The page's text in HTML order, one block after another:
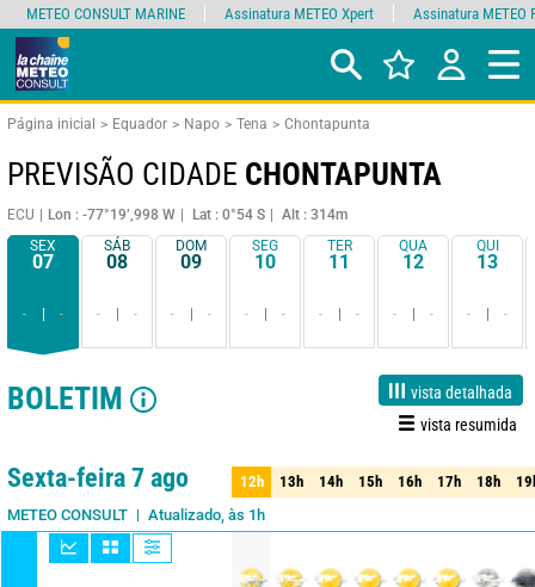
Página inicial Equador Napo Tena Chontapunta
PREVISÃO CIDADE CHONTAPUNTA
ECU Lon : -77°19’,998 W Lat : 0°54 S
Alt : 314m
SEX
07
- -
SÁB
08
- -
DOM
09
- -
SEG
10
- -
TER
11
- -
QUA
12
- -
QUI
13
- -
BOLETIM
vista detalhada
vista resumida
1 dia 3 dias 7 dias Fiabilidade 90%
Sexta-feira 7 ago
METEO CONSULT Atualizado, às 1h
12h 13h 14h 15h 16h 17h 18h
12h 13h 14h 15h 16h 17h 18h
METEO CONSULT MARINE Assinatura METEO Xpert Assinatura METEO